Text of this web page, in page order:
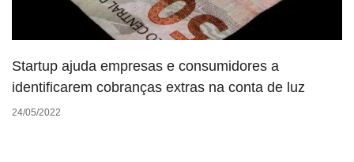
Startup ajuda empresas e consumidores a
identificarem cobranças extras na conta de luz
24/05/2022